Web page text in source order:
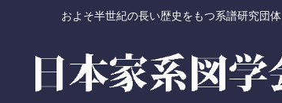
およそ半世紀の長い歴史をもつ系譜研究団体